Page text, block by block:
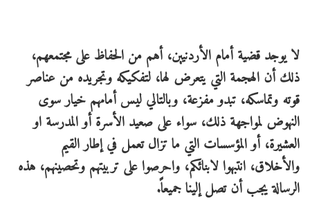
لا يوجد قضية أمام الأردنيين، أهم من الحفاظ على مجتمعهم،
ذلك أن الهجمة التي يتعرض لها، لتفكيكه وتجريده من عناصر
قوته وتماسكه، تبدو مفزعة، وبالتالي ليس أمامهم خيار سوى
النهوض لمواجهة ذلك، سواء على صعيد الأسرة أو المدرسة او
العشيرة، أو المؤسسات التي ما تزال تعمل في إطار القيم
والأخلاق، انتبهوا لابنائكم، واحرصوا على تربيتهم وتحصينهم، هذه
الرسالة يجب أن تصل إلينا جميعاً.